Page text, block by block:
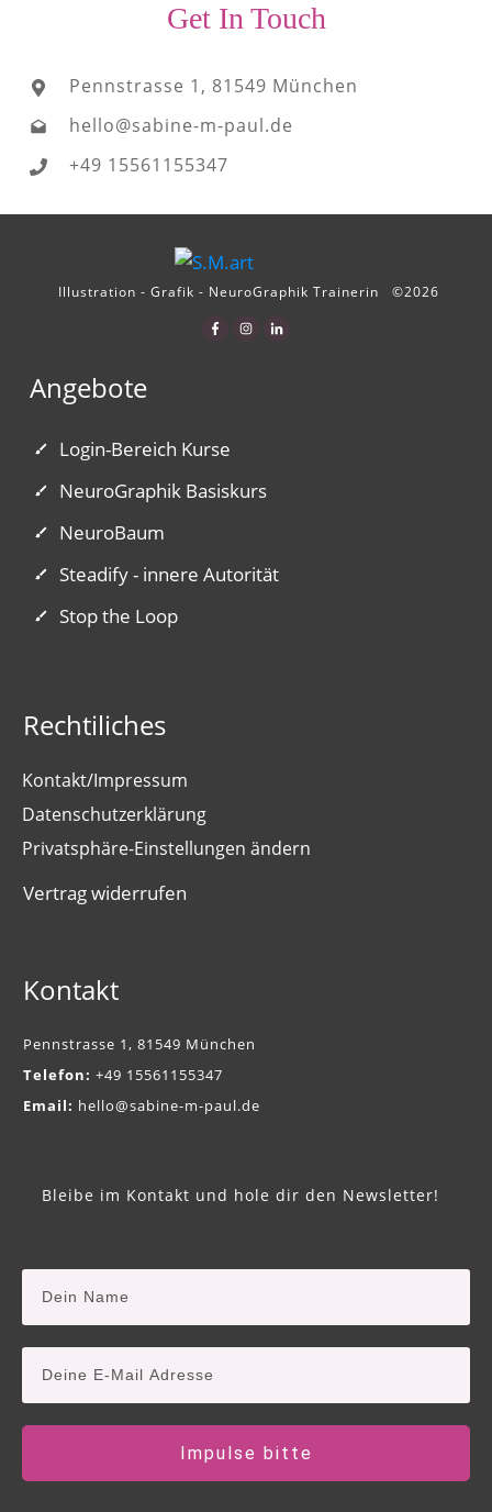
Get In Touch
Pennstrasse 1, 81549 München
hello@sabine-m-paul.de
+49 15561155347
Illustration - Grafik - NeuroGraphik Trainerin ©2026
Angebote
Login-Bereich Kurse
NeuroGraphik Basiskurs
NeuroBaum
Steadify - innere Autorität
Stop the Loop
Rechtiliches
Kontakt/Impressum
Datenschutzerklärung
Privatsphäre-Einstellungen ändern
Vertrag widerrufen
Kontakt
Pennstrasse 1, 81549 München
Telefon: +49 15561155347
Email: hello@sabine-m-paul.de
Bleibe im Kontakt und hole dir den Newsletter!
Impulse bitte